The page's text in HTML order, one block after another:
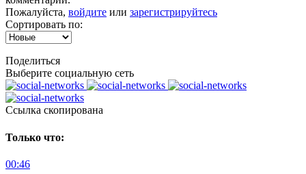
Пожалуйста, войдите или зарегистрируйтесь
Сортировать по:
Поделиться
Выберите социальную сеть
Ccылка скопирована
Только что:
00:46